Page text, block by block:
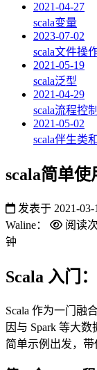
2021-04-27
scala变量
2023-07-02
scala文件操
2021-05-19
scala泛型
2021-04-29
scala流程控制
2021-05-02
scala伴生类
scala简单使
发表于 2021-03-
Waline：
阅读
钟
Scala 入门
Scala 作为一门融
因与 Spark 等大
简单示例出发，带